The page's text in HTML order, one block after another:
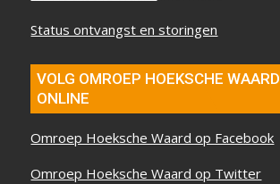
Status ontvangst en storingen
VOLG OMROEP HOEKSCHE WAARD
ONLINE
Omroep Hoeksche Waard op Facebook
Omroep Hoeksche Waard op Twitter